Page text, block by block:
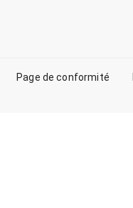
Page de conformité